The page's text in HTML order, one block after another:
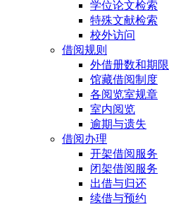
学位论文检索
特殊文献检索
校外访问
借阅规则
外借册数和期限
馆藏借阅制度
各阅览室规章
室内阅览
逾期与遗失
借阅办理
开架借阅服务
闭架借阅服务
出借与归还
续借与预约